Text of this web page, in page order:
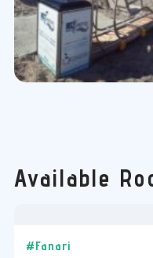
Available
#Fanari